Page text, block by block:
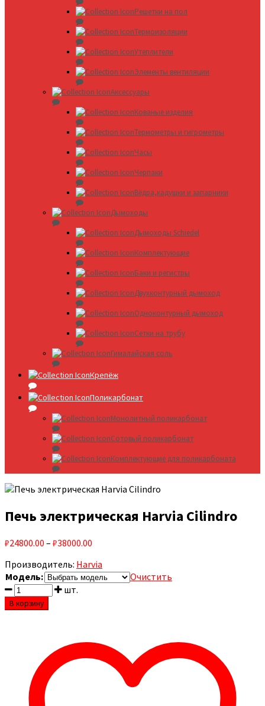
Решетки на пол
Термоизоляции
Утеплители
Элементы вентиляции
Аксессуары
Кованые изделия
Термометры и гигрометры
Часы
Черпаки
Вёдра,кадушки и запарники
Дымоходы
Дымоходы Schiedel
Комплектующие
Баки и регистры
Двухконтурный дымоход
Одноконтурный дымоход
Сетки на трубу
Гималайская соль
Крепёж
Поликарбонат
Монолитный поликарбонат
Сотовый поликарбонат
Комплектующие для поликарбоната
Печь электрическая Harvia Cilindro
₽24800.00 – ₽38000.00
Производитель: Harvia
Модель:
Очистить
шт.
В корзину